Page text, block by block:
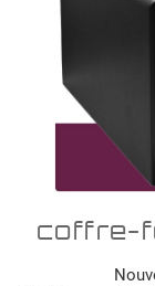
coffre-